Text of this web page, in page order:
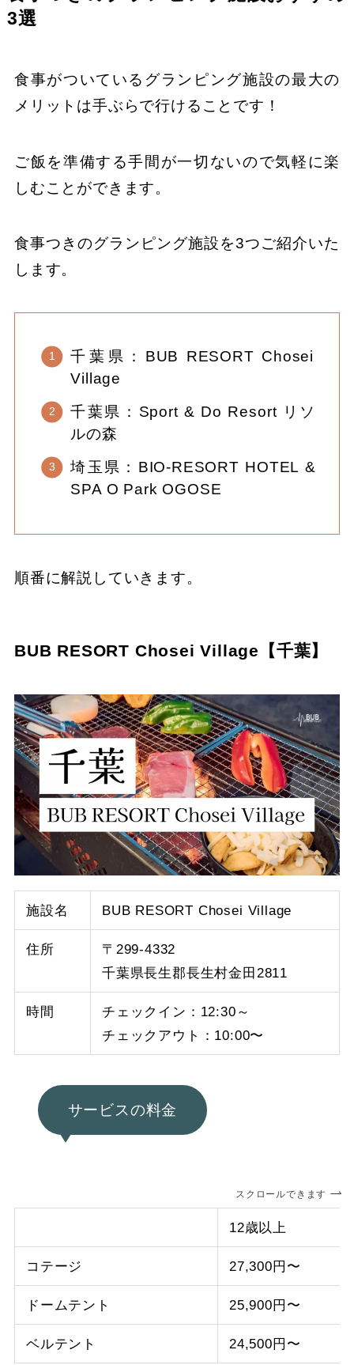
3選
食事がついているグランピング施設の最大の
メリットは手ぶらで行けることです！
ご飯を準備する手間が一切ないので気軽に楽
しむことができます。
食事つきのグランピング施設を3つご紹介いた
します。
千葉県：BUB RESORT Chosei
Village
千葉県：Sport & Do Resort リソ
ルの森
埼玉県：BIO-RESORT HOTEL &
SPA O Park OGOSE
順番に解説していきます。
BUB RESORT Chosei Village【千葉】
施設名 BUB RESORT Chosei Village
住所
〒299-4332
千葉県長生郡長生村金田2811
時間
チェックイン：12:30～
チェックアウト：10:00〜
サービスの料金
スクロールできます
12歳以上
コテージ 27,300円〜
ドームテント 25,900円〜
ベルテント 24,500円〜